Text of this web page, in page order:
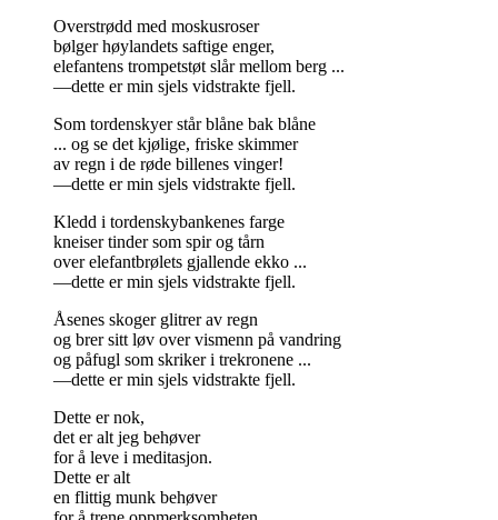
Overstrødd med moskusroser
bølger høylandets saftige enger,
elefantens trompetstøt slår mellom berg ...
—dette er min sjels vidstrakte fjell.
Som tordenskyer står blåne bak blåne
... og se det kjølige, friske skimmer
av regn i de røde billenes vinger!
—dette er min sjels vidstrakte fjell.
Kledd i tordenskybankenes farge
kneiser tinder som spir og tårn
over elefantbrølets gjallende ekko ...
—dette er min sjels vidstrakte fjell.
Åsenes skoger glitrer av regn
og brer sitt løv over vismenn på vandring
og påfugl som skriker i trekronene ...
—dette er min sjels vidstrakte fjell.
Dette er nok,
det er alt jeg behøver
for å leve i meditasjon.
Dette er alt
en flittig munk behøver